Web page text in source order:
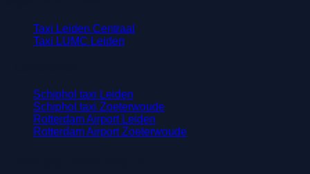
Taxi Leiden Centraal
Taxi LUMC Leiden
Schiphol taxi Leiden
Schiphol taxi Zoeterwoude
Rotterdam Airport Leiden
Rotterdam Airport Zoeterwoude